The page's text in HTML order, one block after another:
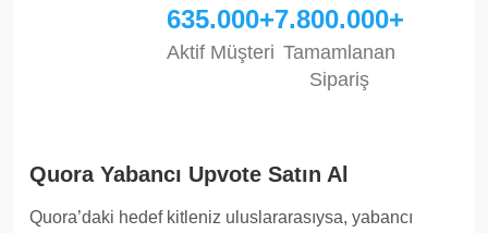
635.000+
Aktif Müşteri
7.800.000+
Tamamlanan
Sipariş
Quora Yabancı Upvote Satın Al
Quora’daki hedef kitleniz uluslararasıysa, yabancı